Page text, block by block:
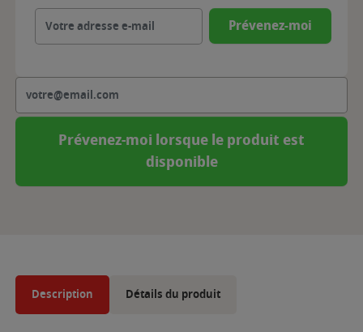
Prévenez-moi
Prévenez-moi lorsque le produit est
disponible
Description Détails du produit